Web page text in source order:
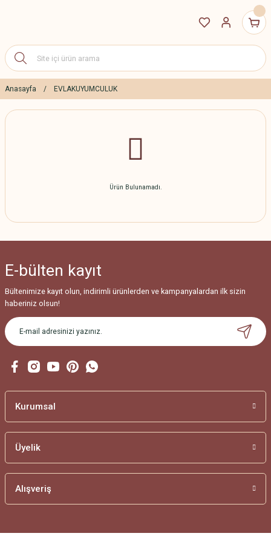
Anasayfa EVLAKUYUMCULUK
Ürün Bulunamadı.
E-bülten kayıt
Bültenimize kayıt olun, indirimli ürünlerden ve kampanyalardan ilk sizin
haberiniz olsun!
Kurumsal
Üyelik
Alışveriş